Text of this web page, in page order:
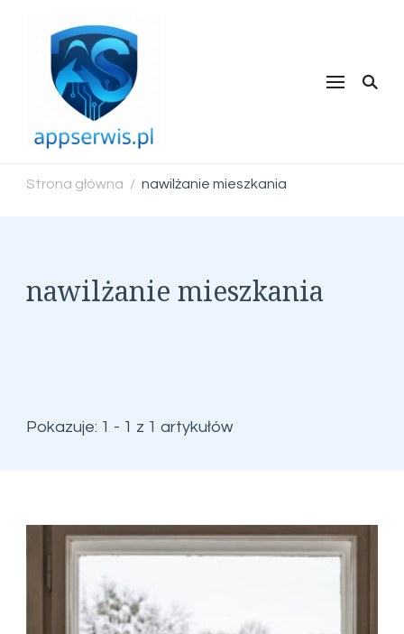
Strona główna / nawilżanie mieszkania
nawilżanie mieszkania
Pokazuje: 1 - 1 z 1 artykułów